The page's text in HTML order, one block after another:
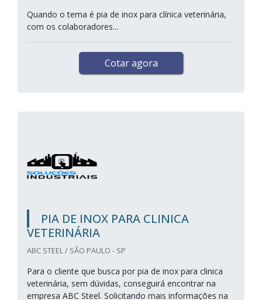
Quando o tema é pia de inox para clínica veterinária,
com os colaboradores...
Cotar agora
PIA DE INOX PARA CLINICA
VETERINÁRIA
ABC STEEL / SÃO PAULO - SP
Para o cliente que busca por pia de inox para clinica
veterinária, sem dúvidas, conseguirá encontrar na
empresa ABC Steel. Solicitando mais informações na